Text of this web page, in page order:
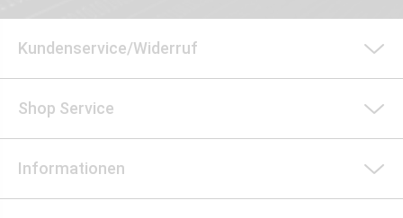
Kundenservice/Widerruf
Shop Service
Informationen